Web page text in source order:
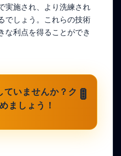
実施され、より洗練され
でしょう。これらの技術
な利点を得ることができ
ていませんか？ク
ましょう！
🚦